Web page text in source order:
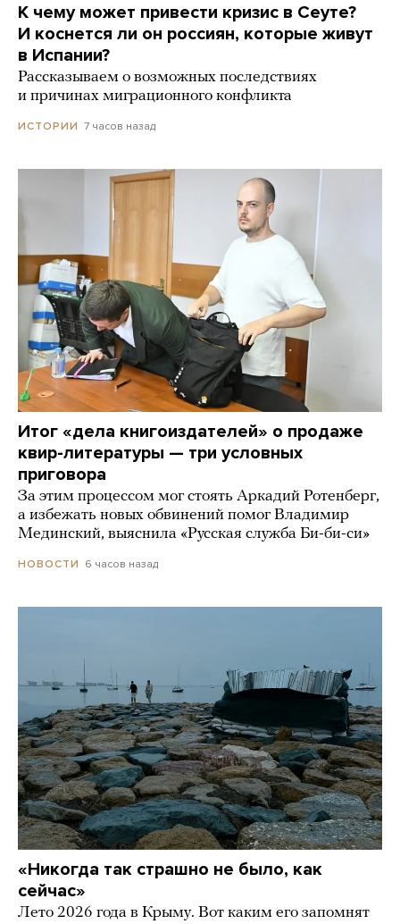
К чему может привести кризис в Сеуте?
И коснется ли он россиян, которые живут
в Испании?
Рассказываем о возможных последствиях
и причинах миграционного конфликта
ИСТОРИИ 7 часов назад
Итог «дела книгоиздателей» о продаже
квир-литературы — три условных
приговора
За этим процессом мог стоять Аркадий Ротенберг,
а избежать новых обвинений помог Владимир
Мединский, выяснила «Русская служба Би-би-си»
НОВОСТИ 6 часов назад
«Никогда так страшно не было, как
сейчас»
Лето 2026 года в Крыму. Вот каким его запомнят